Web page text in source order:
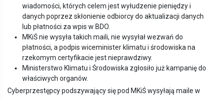
wiadomości, których celem jest wyłudzenie pieniędzy i
danych poprzez skłonienie odbiorcy do aktualizacji danych
lub płatności za wpis w BDO.
MKiŚ nie wysyła takich maili, nie wysyłał wezwań do
płatności, a podpis wiceminister klimatu i środowiska na
rzekomym certyfikacie jest nieprawdziwy.
Ministerstwo Klimatu i Środowiska zgłosiło już kampanię do
właściwych organów.
Cyberprzestępcy podszywający się pod MKiŚ wysyłają maile w